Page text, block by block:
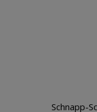
Schnapp-